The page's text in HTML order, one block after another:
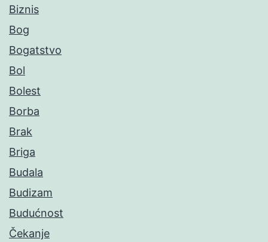
Biznis
Bog
Bogatstvo
Bol
Bolest
Borba
Brak
Briga
Budala
Budizam
Budućnost
Čekanje